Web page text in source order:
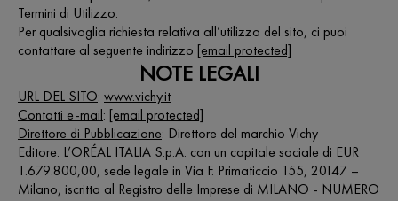
Termini di Utilizzo.
Per qualsivoglia richiesta relativa all’utilizzo del sito, ci puoi
contattare al seguente indirizzo [email protected]
NOTE LEGALI
URL DEL SITO: www.vichy.it
Contatti e-mail: [email protected]
Direttore di Pubblicazione: Direttore del marchio Vichy
Editore: L’ORÉAL ITALIA S.p.A. con un capitale sociale di EUR
1.679.800,00, sede legale in Via F. Primaticcio 155, 20147 –
Milano, iscritta al Registro delle Imprese di MILANO - NUMERO